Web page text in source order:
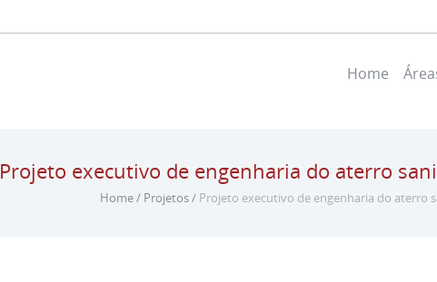
Home
Projeto executivo de engenharia do aterro
Home/ Projetos/ Projeto executivo de engenharia do aterro